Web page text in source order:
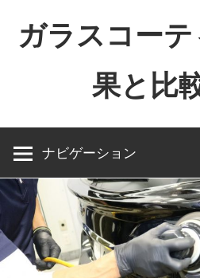
へ
ッ
ガラスコー
果と比
ス
コ
ー
テ
ィ
ナビゲーション